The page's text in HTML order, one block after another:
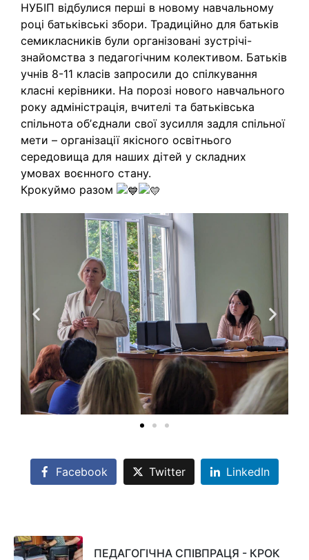
НУБІП відбулися перші в новому навчальному
році батьківські збори. Традиційно для батьків
семикласників були організовані зустрічі-
знайомства з педагогічним колективом. Батьків
учнів 8-11 класів запросили до спілкування
класні керівники. На порозі нового навчального
року адміністрація, вчителі та батьківська
спільнота обʼєднали свої зусилля задля спільної
мети – організації якісного освітнього
середовища для наших дітей у складних
умовах воєнного стану.
Крокуймо разом
Facebook Twitter LinkedIn
ПЕДАГОГІЧНА СПІВПРАЦЯ - КРОК